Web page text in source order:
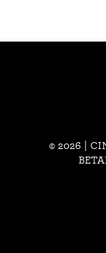
© 2026 |